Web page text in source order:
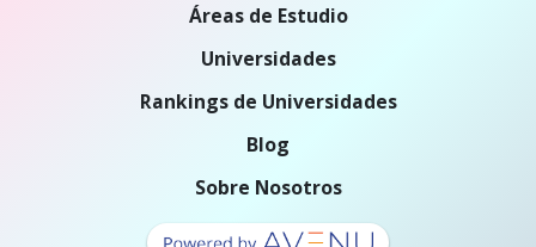
Áreas de Estudio
Universidades
Rankings de Universidades
Blog
Sobre Nosotros